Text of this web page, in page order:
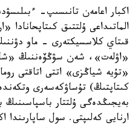
اكبار اعامەن تانىسىپ-
الماتىداعى ۇلتتىق
قىتاي كلاسسيكتەرى - ماو
«اۋلەت»، شەن سۋڭۆەننىڭ
«تۇيە شياڭزى» اتتى اتاقتى
كىتاپتىڭ) تۇساۋكەسەرى
بەيجىڭدەگى ۇلتتار باسپاسىنىڭ
ارنايى كەلىپتى. سول ساپارىندا